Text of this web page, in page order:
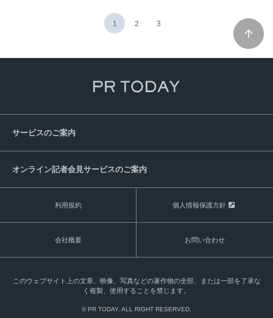
デザイン品質
安全性
1 2 3
サービスのご案内
オンライン記者会見サービスのご案内
利用規約 個人情報保護方針
会社概要 お問い合わせ
このウェブサイト上の文章、映像、写真などの著作物の全部、または一部を了承な
く複製、使用することを禁じます。
© PR TODAY. ALL RIGHT RESERVED.